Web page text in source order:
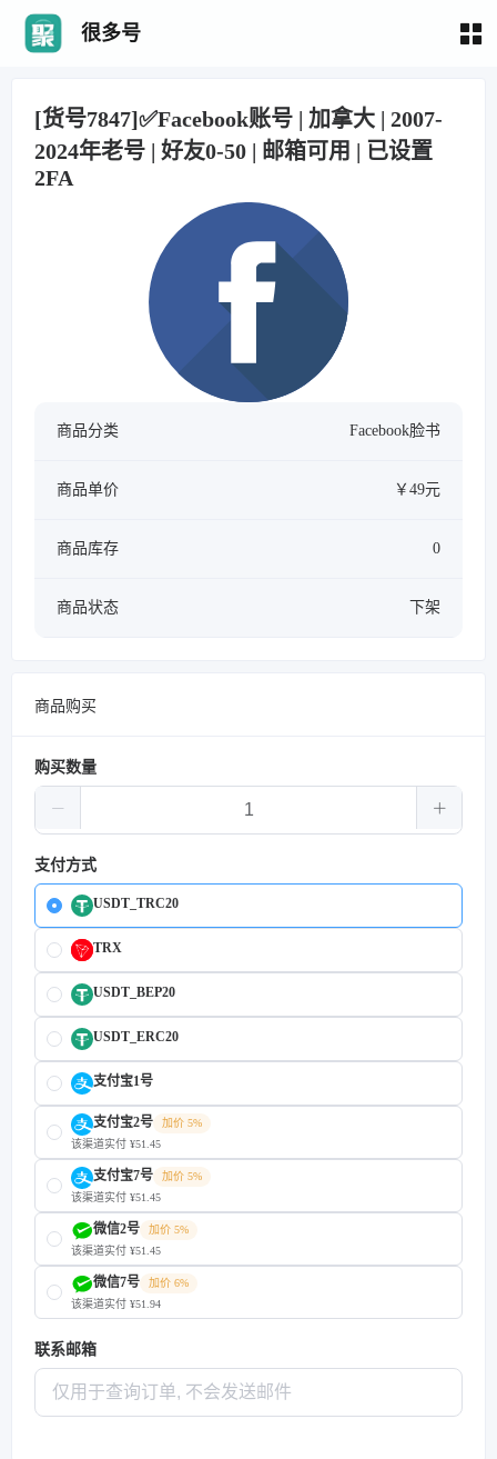
很多号
[货号7847]✅Facebook账号 | 加拿大 | 2007-
2024年老号 | 好友0-50 | 邮箱可用 | 已设置
2FA
商品分类 Facebook脸书
商品单价 ￥49元
商品库存 0
商品状态 下架
商品购买
购买数量
支付方式
USDT_TRC20
TRX
USDT_BEP20
USDT_ERC20
支付宝1号
支付宝2号
加价 5%
该渠道实付 ¥51.45
支付宝7号
加价 5%
该渠道实付 ¥51.45
微信2号
加价 5%
该渠道实付 ¥51.45
微信7号
加价 6%
该渠道实付 ¥51.94
联系邮箱